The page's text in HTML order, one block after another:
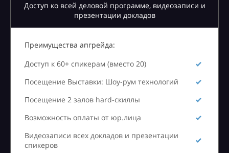
Доступ ко всей деловой программе, видеозаписи и
презентации докладов
Преимущества апгрейда:
Доступ к 60+ спикерам (вместо 20)
Посещение Выставки: Шоу-рум технологий
Посещение 2 залов hard-скиллы
Возможность оплаты от юр.лица
Видеозаписи всех докладов и презентации
спикеров